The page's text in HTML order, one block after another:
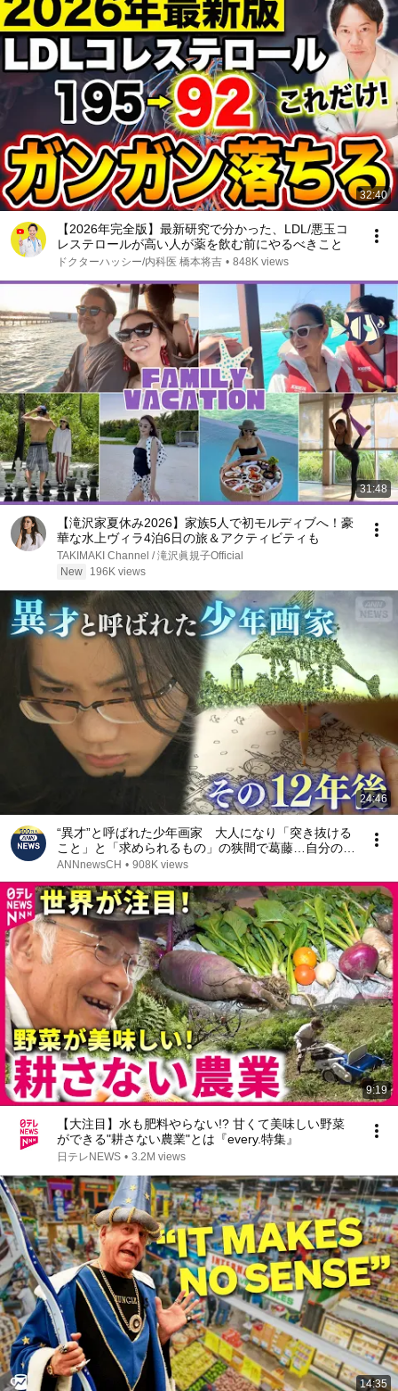
32:40
【2026年完全版】最新研究で分かった、LDL/悪玉コ
レステロールが高い人が薬を飲む前にやるべきこと
ドクターハッシー/内科医 橋本将吉 • 848K views
31:48
【滝沢家夏休み2026】家族5人で初モルディブへ！豪
華な水上ヴィラ4泊6日の旅＆アクティビティも
TAKIMAKI Channel / 滝沢眞規子Official
New
196K views
24:46
“異才”と呼ばれた少年画家 大人になり「突き抜ける
こと」と「求められるもの」の狭間で葛藤…自分の在
り方への問いを絵に込める【テレメンタリー】
ANNnewsCH • 908K views
9:19
【大注目】水も肥料やらない!? 甘くて美味しい野菜
ができる"耕さない農業"とは『every.特集』
日テレNEWS • 3.2M views
14:35